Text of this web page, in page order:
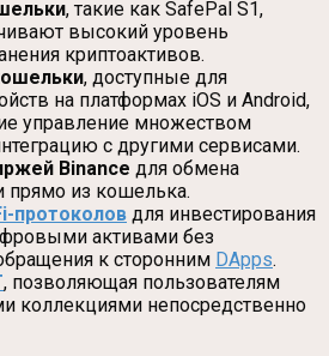
, такие как SafePal S1,
высокий уровень
криптоактивов.
, доступные для
на платформах iOS и Android,
управление множеством
с другими сервисами.
Binance для обмена
прямо из кошелька.
протоколов для инвестирования
активами без
к сторонним DApps.
, позволяющая пользователям
коллекциями непосредственно